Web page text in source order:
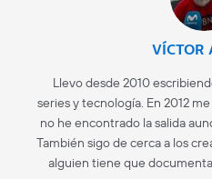
VÍCTOR
Llevo desde 2010
series y tecnología. En 2012
no he encontrado la salida
También sigo de cerca a los
alguien tiene que